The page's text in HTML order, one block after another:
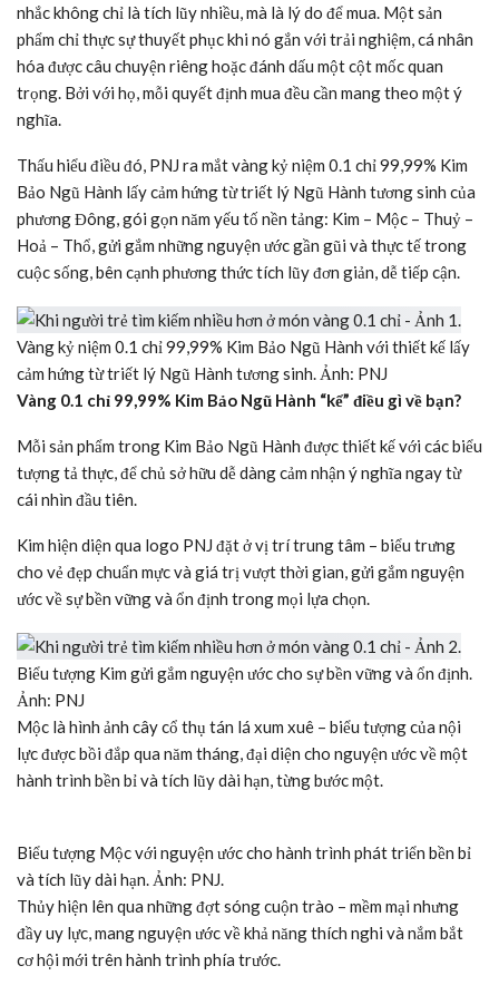
nhắc không chỉ là tích lũy nhiều, mà là lý do để mua. Một sản
phẩm chỉ thực sự thuyết phục khi nó gắn với trải nghiệm, cá nhân
hóa được câu chuyện riêng hoặc đánh dấu một cột mốc quan
trọng. Bởi với họ, mỗi quyết định mua đều cần mang theo một ý
nghĩa.
Thấu hiểu điều đó, PNJ ra mắt vàng kỷ niệm 0.1 chỉ 99,99% Kim
Bảo Ngũ Hành lấy cảm hứng từ triết lý Ngũ Hành tương sinh của
phương Đông, gói gọn năm yếu tố nền tảng: Kim – Mộc – Thuỷ –
Hoả – Thổ, gửi gắm những nguyện ước gần gũi và thực tế trong
cuộc sống, bên cạnh phương thức tích lũy đơn giản, dễ tiếp cận.
Vàng kỷ niệm 0.1 chỉ 99,99% Kim Bảo Ngũ Hành với thiết kế lấy
cảm hứng từ triết lý Ngũ Hành tương sinh. Ảnh: PNJ
Vàng 0.1 chỉ 99,99% Kim Bảo Ngũ Hành “kể” điều gì về bạn?
Mỗi sản phẩm trong Kim Bảo Ngũ Hành được thiết kế với các biểu
tượng tả thực, để chủ sở hữu dễ dàng cảm nhận ý nghĩa ngay từ
cái nhìn đầu tiên.
Kim hiện diện qua logo PNJ đặt ở vị trí trung tâm – biểu trưng
cho vẻ đẹp chuẩn mực và giá trị vượt thời gian, gửi gắm nguyện
ước về sự bền vững và ổn định trong mọi lựa chọn.
Biểu tượng Kim gửi gắm nguyện ước cho sự bền vững và ổn định.
Ảnh: PNJ
Mộc là hình ảnh cây cổ thụ tán lá xum xuê – biểu tượng của nội
lực được bồi đắp qua năm tháng, đại diện cho nguyện ước về một
hành trình bền bỉ và tích lũy dài hạn, từng bước một.